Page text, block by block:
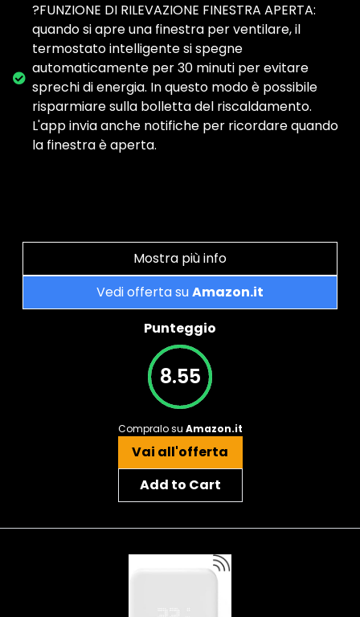
?FUNZIONE DI RILEVAZIONE FINESTRA APERTA:
quando si apre una finestra per ventilare, il
termostato intelligente si spegne
automaticamente per 30 minuti per evitare
sprechi di energia. In questo modo è possibile
risparmiare sulla bolletta del riscaldamento.
L'app invia anche notifiche per ricordare quando
la finestra è aperta.
Mostra più info
Vedi offerta suAmazon.it
Punteggio
8.55
Compralo su Amazon.it
Vai all'offerta
Add to Cart